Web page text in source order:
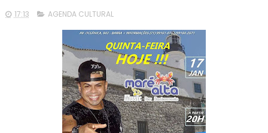
17:13 AGENDA CULTURAL